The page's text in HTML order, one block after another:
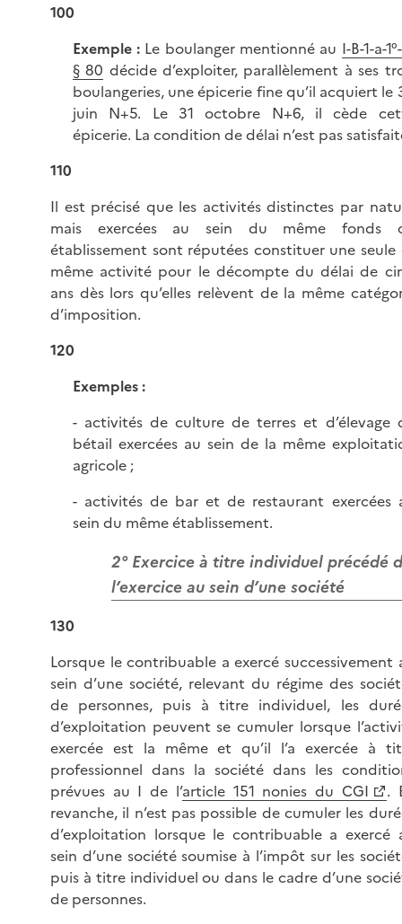
100
Exemple : Le boulanger mentionné au I-B-1-a-
§ 80 décide d’exploiter, parallèlement à ses
boulangeries, une épicerie fine qu’il acquiert le
juin N+5. Le 31 octobre N+6, il cède
épicerie. La condition de délai n’est pas
110
Il est précisé que les activités distinctes par
mais exercées au sein du même fonds
établissement sont réputées constituer une seule
même activité pour le décompte du délai de
ans dès lors qu’elles relèvent de la même
d’imposition.
120
Exemples :
- activités de culture de terres et d’élevage
bétail exercées au sein de la même
agricole ;
- activités de bar et de restaurant exercées
sein du même établissement.
2° Exercice à titre individuel précédé
l’exercice au sein d’une société
130
Lorsque le contribuable a exercé successivement
sein d’une société, relevant du régime des
de personnes, puis à titre individuel, les
d’exploitation peuvent se cumuler lorsque
exercée est la même et qu’il l’a exercée à
professionnel dans la société dans les
prévues au I de l’article 151 nonies du CGI
.
revanche, il n’est pas possible de cumuler les
d’exploitation lorsque le contribuable a exercé
sein d’une société soumise à l’impôt sur les
puis à titre individuel ou dans le cadre d’une
de personnes.